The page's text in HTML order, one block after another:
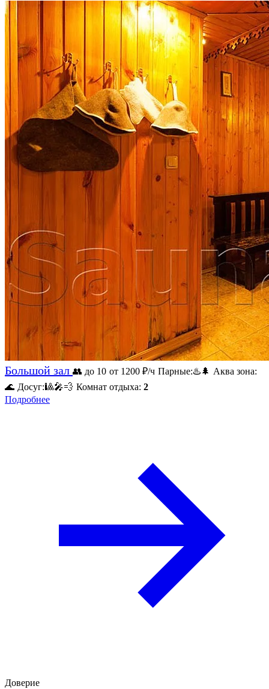
Большой зал 👥 до 10 от 1200 ₽/ч Парные:♨️🌲 Аква зона:
🌊 Досуг:🎱🎤💨 Комнат отдыха: 2
Подробнее
Доверие